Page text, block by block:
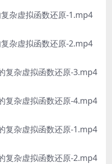
杂虚拟函数还原-1.mp4
杂虚拟函数还原-2.mp4
复杂虚拟函数还原-3.mp4
复杂虚拟函数还原-4.mp4
复杂虚拟函数还原-1.mp4
复杂虚拟函数还原-2.mp4